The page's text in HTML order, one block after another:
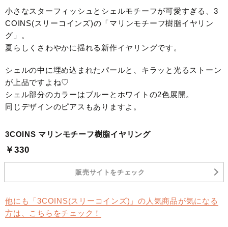
小さなスターフィッシュとシェルモチーフが可愛すぎる、3
COINS(スリーコインズ)の「マリンモチーフ樹脂イヤリン
グ」。
夏らしくさわやかに揺れる新作イヤリングです。
シェルの中に埋め込まれたパールと、キラッと光るストーン
が上品ですよね♡
シェル部分のカラーはブルーとホワイトの2色展開。
同じデザインのピアスもありますよ。
3COINS マリンモチーフ樹脂イヤリング
￥330
販売サイトをチェック
他にも「3COINS(スリーコインズ)」の人気商品が気になる
方は、こちらをチェック！